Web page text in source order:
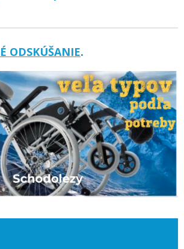
ODSKÚŠANIE.